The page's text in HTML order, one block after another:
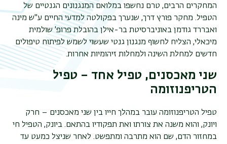
המחקרים הרבים, טרם נחשפו במלואם המנגנונים הגנטיים של
הטפיל. מחקר פורץ דרך, שנערך בפקולטה למדעי החיים ע"ש מינה
ואבררד גודמן באוניברסיטת בר-אילן בהובלת פרופ' שולמית
מיכאלי, הצליח לחשוף מנגנון גנטי שעשוי לשמש לפיתוח טיפולים
חדשים למחלת השינה ולמחלות זיהומיות אחרות.
שני מאכסנים, טפיל אחד – טפיל
הטריפנוזומה
טפיל הטריפנוזומה עובר במהלך חייו בין שני מאכסנים – חרק
ויונק, והוא משנה את צורתו ואת תפקודיו בהתאם. ביונק, הטפיל חי
במחזור הדם, שם הוא מתרבה ומתפשט. לאחר שניצל כמעט עד